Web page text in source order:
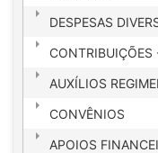
DESPESAS
CONTRIBUIÇÕES
AUXÍLIOS
CONVÊNIOS
APOIOS